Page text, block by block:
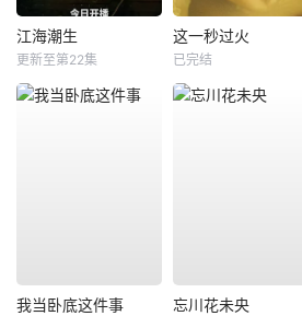
江海潮生
更新至第22集
这一秒过火
已完结
我当卧底这件事 忘川花未央